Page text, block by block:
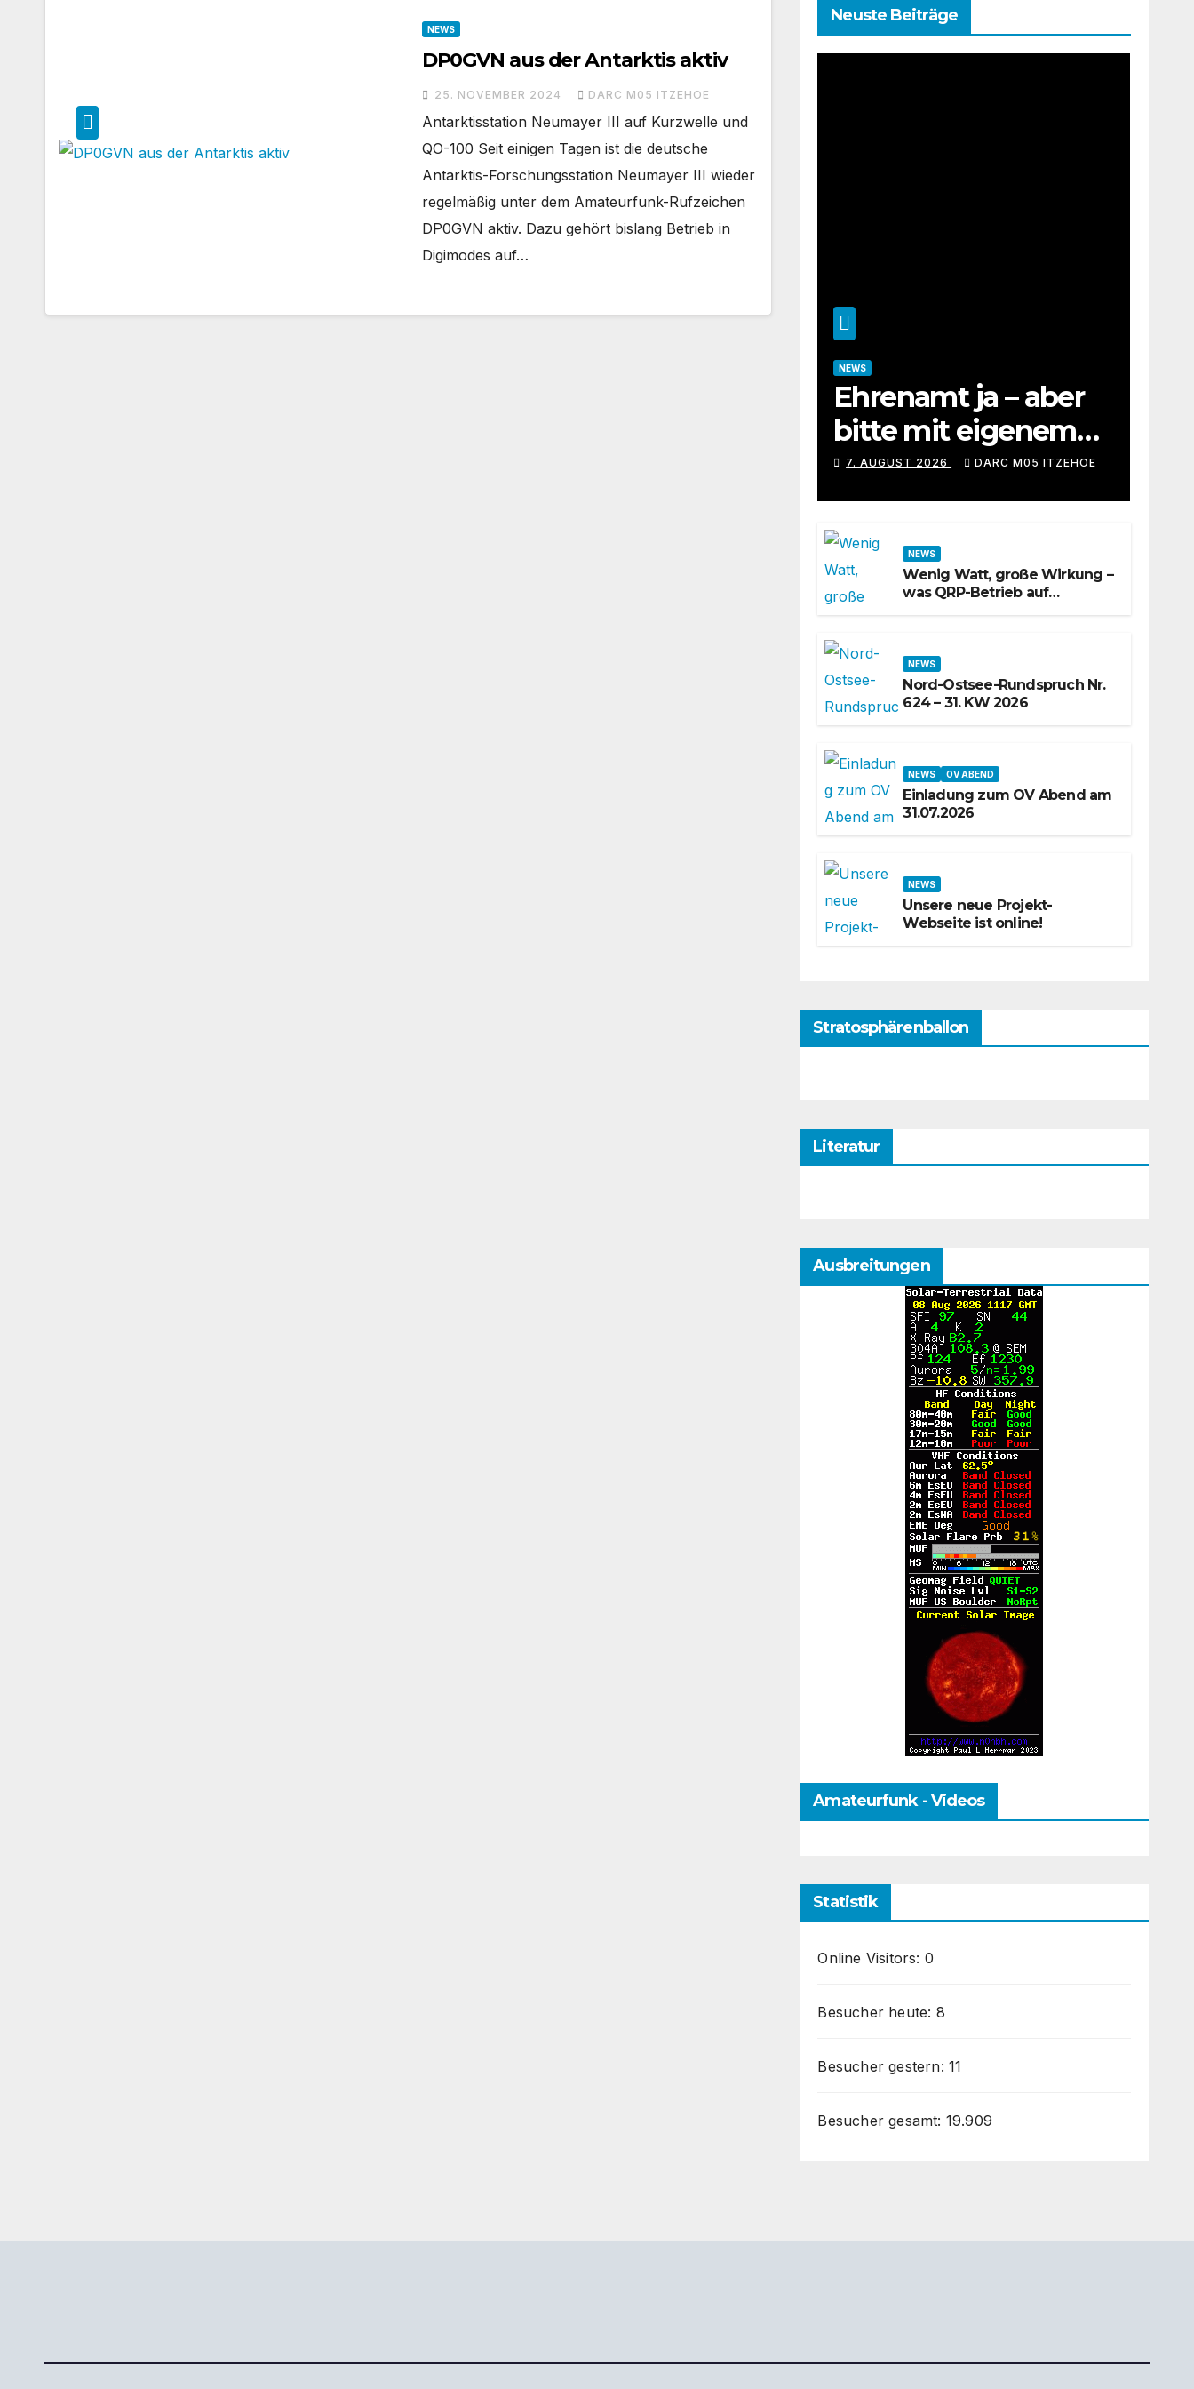
NEWS
DP0GVN aus der Antarktis aktiv
25. NOVEMBER 2024 DARC M05 ITZEHOE
Antarktisstation Neumayer III auf Kurzwelle und
QO-100 Seit einigen Tagen ist die deutsche
Antarktis-Forschungsstation Neumayer III wieder
regelmäßig unter dem Amateurfunk-Rufzeichen
DP0GVN aktiv. Dazu gehört bislang Betrieb in
Digimodes auf…
Neuste Beiträge
NEWS
Ehrenamt ja – aber
bitte mit eigenem
Windows-Rechner
7. AUGUST 2026 DARC M05 ITZEHOE
NEWS
Wenig Watt, große Wirkung –
was QRP-Betrieb auf
NEWS
Nord-Ostsee-Rundspruch Nr.
624 – 31. KW 2026
NEWS OV ABEND
Einladung zum OV Abend am
31.07.2026
NEWS
Unsere neue Projekt-
Webseite ist online!
Stratosphärenballon
Literatur
Ausbreitungen
Amateurfunk - Videos
Statistik
Online Visitors: 0
Besucher heute: 8
Besucher gestern: 11
Besucher gesamt: 19.909